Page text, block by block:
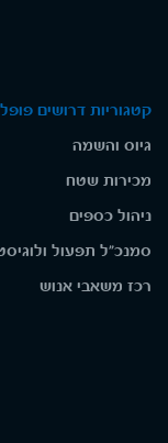
קטגוריות דרושים
גיוס והשמה
מכירות שטח
ניהול כספים
סמנכ"ל תפעול
רכז משאבי אנוש